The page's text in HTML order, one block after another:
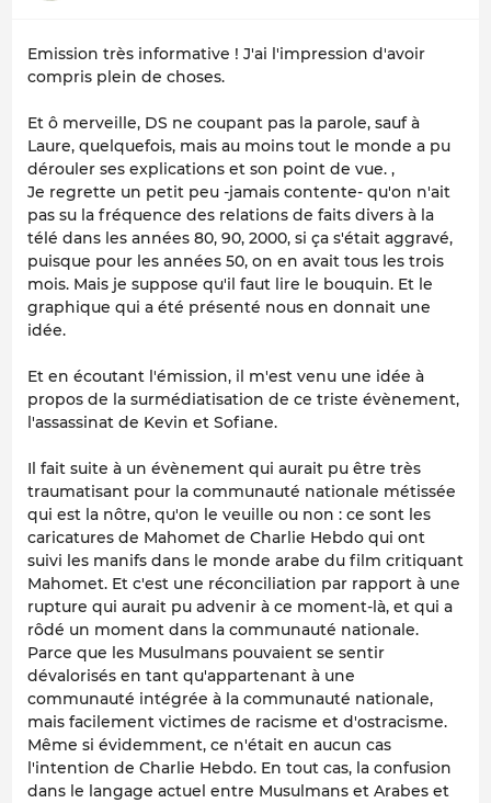
Emission très informative ! J'ai l'impression d'avoir
compris plein de choses.
Et ô merveille, DS ne coupant pas la parole, sauf à
Laure, quelquefois, mais au moins tout le monde a pu
dérouler ses explications et son point de vue. ,
Je regrette un petit peu -jamais contente- qu'on n'ait
pas su la fréquence des relations de faits divers à la
télé dans les années 80, 90, 2000, si ça s'était aggravé,
puisque pour les années 50, on en avait tous les trois
mois. Mais je suppose qu'il faut lire le bouquin. Et le
graphique qui a été présenté nous en donnait une
idée.
Et en écoutant l'émission, il m'est venu une idée à
propos de la surmédiatisation de ce triste évènement,
l'assassinat de Kevin et Sofiane.
Il fait suite à un évènement qui aurait pu être très
traumatisant pour la communauté nationale métissée
qui est la nôtre, qu'on le veuille ou non : ce sont les
caricatures de Mahomet de Charlie Hebdo qui ont
suivi les manifs dans le monde arabe du film critiquant
Mahomet. Et c'est une réconciliation par rapport à une
rupture qui aurait pu advenir à ce moment-là, et qui a
rôdé un moment dans la communauté nationale.
Parce que les Musulmans pouvaient se sentir
dévalorisés en tant qu'appartenant à une
communauté intégrée à la communauté nationale,
mais facilement victimes de racisme et d'ostracisme.
Même si évidemment, ce n'était en aucun cas
l'intention de Charlie Hebdo. En tout cas, la confusion
dans le langage actuel entre Musulmans et Arabes et